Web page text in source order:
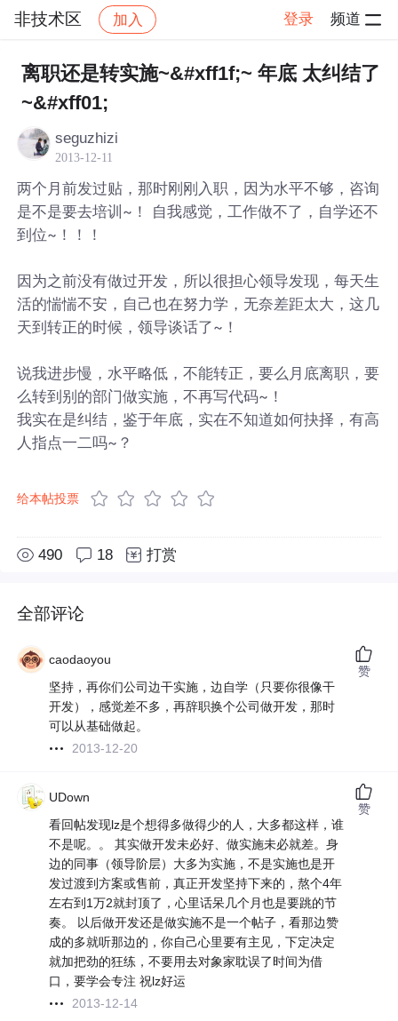
非技术区 加入 登录 频道
社区 非技术区 帖子详情
离职还是转实施~&#xff1f;~ 年底 太纠结了
~&#xff01;
seguzhizi
2013-12-11
两个月前发过贴，那时刚刚入职，因为水平不够，咨询
是不是要去培训~！ 自我感觉，工作做不了，自学还不
到位~！！！
因为之前没有做过开发，所以很担心领导发现，每天生
活的惴惴不安，自己也在努力学，无奈差距太大，这几
天到转正的时候，领导谈话了~！
说我进步慢，水平略低，不能转正，要么月底离职，要
么转到别的部门做实施，不再写代码~！
我实在是纠结，鉴于年底，实在不知道如何抉择，有高
人指点一二吗~？
给本帖投票
490 18 打赏
全部评论
caodaoyou
坚持，再你们公司边干实施，边自学（只要你很像干
开发），感觉差不多，再辞职换个公司做开发，那时
可以从基础做起。
2013-12-20
赞
UDown
看回帖发现lz是个想得多做得少的人，大多都这样，谁
不是呢。。 其实做开发未必好、做实施未必就差。身
边的同事（领导阶层）大多为实施，不是实施也是开
发过渡到方案或售前，真正开发坚持下来的，熬个4年
左右到1万2就封顶了，心里话呆几个月也是要跳的节
奏。 以后做开发还是做实施不是一个帖子，看那边赞
成的多就听那边的，你自己心里要有主见，下定决定
就加把劲的狂练，不要用去对象家耽误了时间为借
口，要学会专注 祝lz好运
2013-12-14
赞